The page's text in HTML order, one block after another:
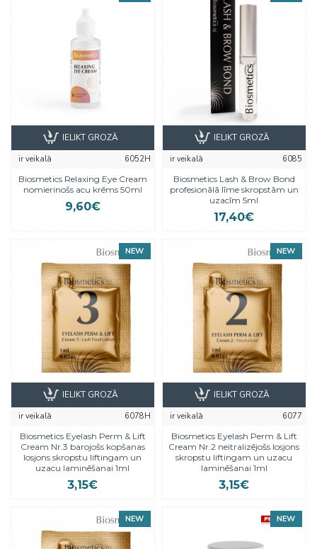
ir veikalā
6052H
Biosmetics Relaxing Eye Cream
nomierinošs acu krēms 50ml
9,60€
IELIKT GROZĀ
ir veikalā
6085
Biosmetics Lash & Brow Bond
profesionālā līme skropstām un
uzacīm 5ml
17,40€
IELIKT GROZĀ
NEW
ir veikalā
6078H
Biosmetics Eyelash Perm & Lift
Cream Nr.3 barojošs kopšanas
losjons skropstu liftingam un
uzacu laminēšanai 1ml
3,15€
IELIKT GROZĀ
NEW
ir veikalā
6077
Biosmetics Eyelash Perm & Lift
Cream Nr.2 neitralizējošs losjons
skropstu liftingam un uzacu
laminēšanai 1ml
3,15€
IELIKT GROZĀ
NEW NEW